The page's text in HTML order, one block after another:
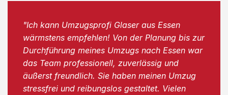
"Ich kann Umzugsprofi Glaser aus Essen
wärmstens empfehlen! Von der Planung bis zur
Durchführung meines Umzugs nach Essen war
das Team professionell, zuverlässig und
äußerst freundlich. Sie haben meinen Umzug
stressfrei und reibungslos gestaltet. Vielen